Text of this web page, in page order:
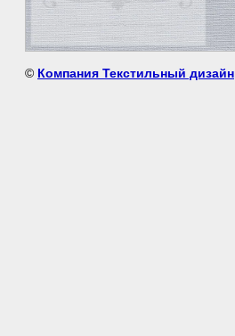
© Компания Текстильный дизайн